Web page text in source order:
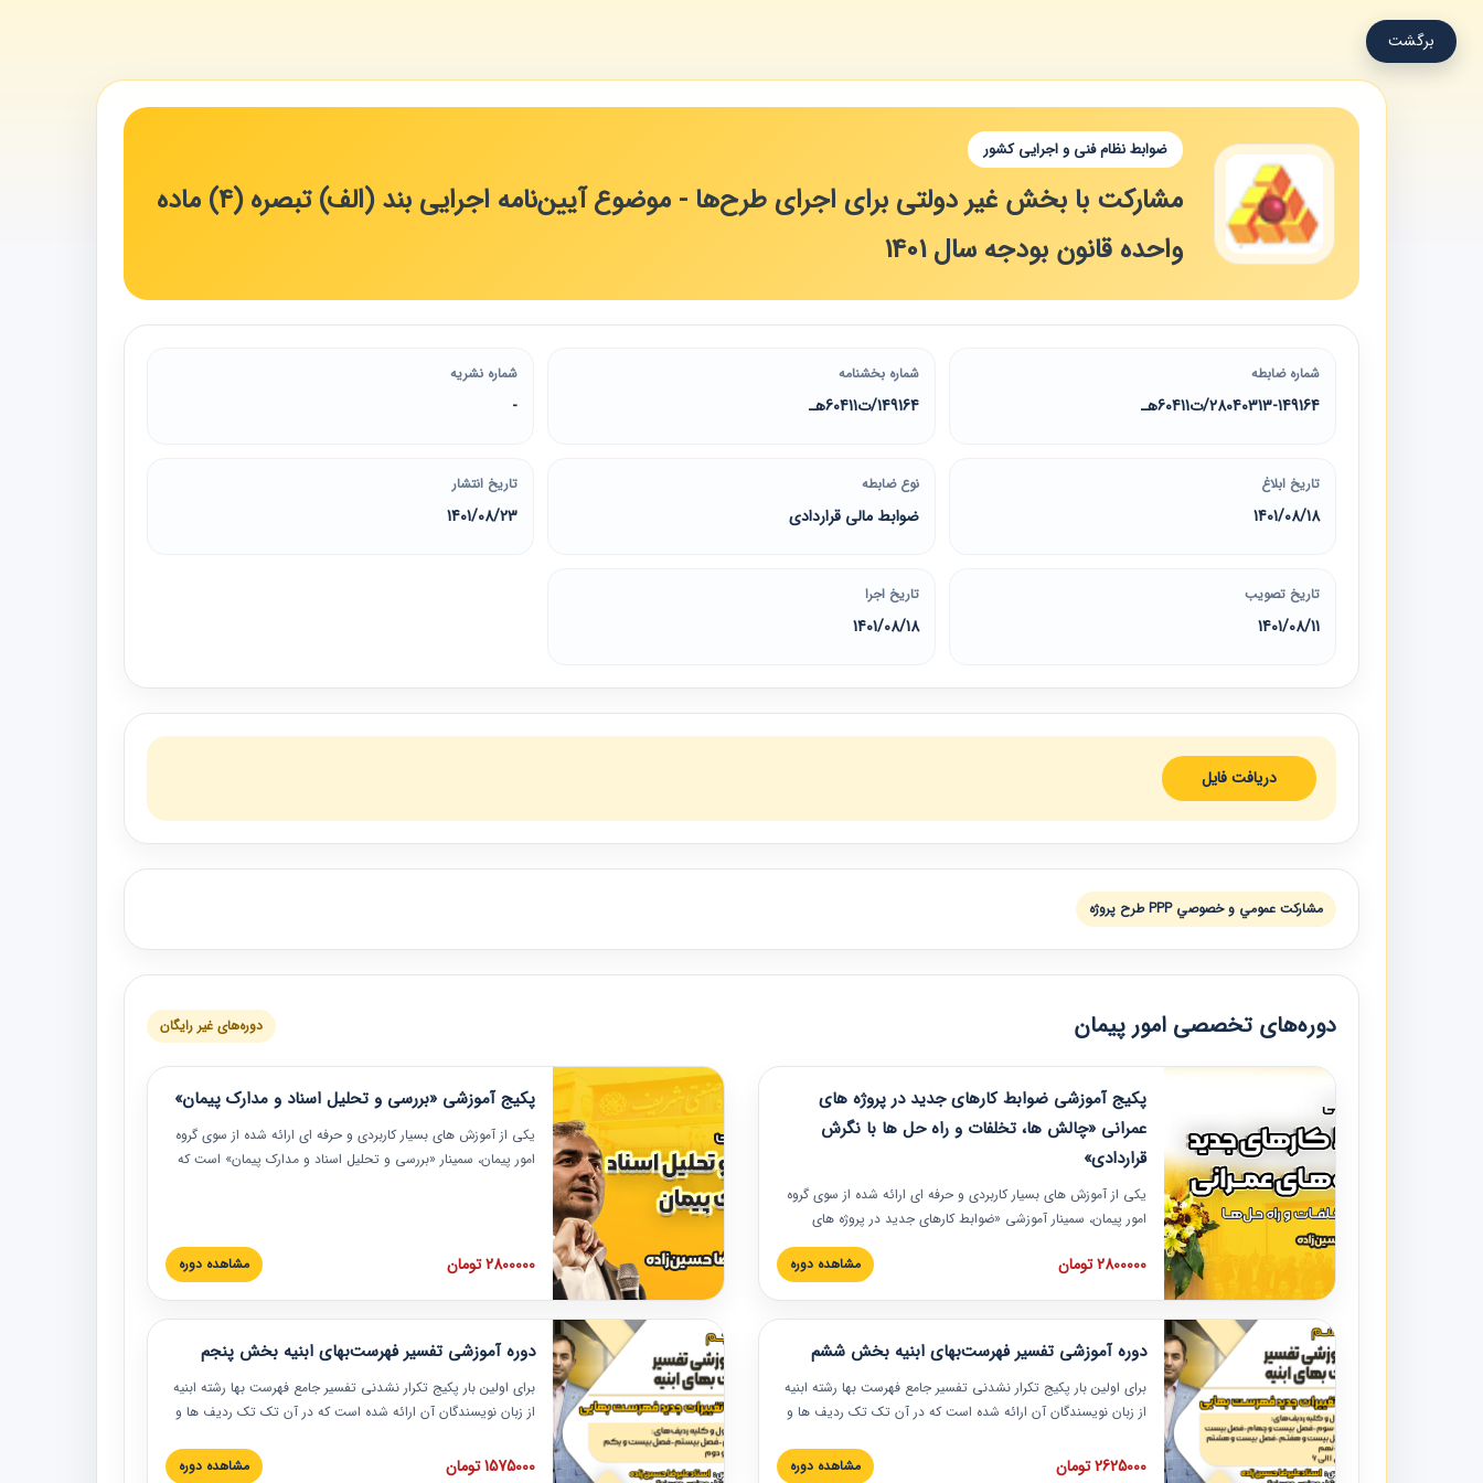
برگشت
ضوابط نظام فنی و اجرایی کشور
مشارکت با بخش غیر دولتی برای اجرای طرح‌ها - موضوع آیین‌نامه اجرایی بند (الف) تبصره (4) ماده
واحده قانون بودجه سال 1401
شماره ضابطه
28040313-149164/ت60411هـ
شماره بخشنامه
149164/ت60411هـ
شماره نشریه
-
تاریخ ابلاغ
1401/08/18
نوع ضابطه
ضوابط مالی قراردادی
تاریخ انتشار
1401/08/23
تاریخ تصویب
1401/08/11
تاریخ اجرا
1401/08/18
دریافت فایل
مشاركت عمومي و خصوصي PPP طرح پروژه
دوره‌های تخصصی امور پیمان دوره‌های غیر رایگان
پکیج آموزشی ضوابط کارهای جدید در پروژه های
عمرانی «چالش ها، تخلفات و راه حل ها با نگرش
قراردادی»
یکی از آموزش‏‏‏‏‏‏ های بسیار کاربردی و حرفه‏ ای ارائه شده از سوی گروه
امور پیمان، سمینار آموزشی «ضوابط کارهای جدید در پروژه های
عمرانی» چالش ها، تخلفات و راه حل ها با نگرش قراردادی است که
در محل سندیکای شرکت های ساختمانی کشور ارائه شد. در این
به همراه تجربیات عملی ارائه شده است.
2800000 تومان مشاهده دوره
پکیج آموزشی «بررسی و تحلیل اسناد و مدارک پیمان»
یکی از آموزش‏‏‏‏‏‏ های بسیار کاربردی و حرفه‏ ای ارائه شده از سوی گروه
امور پیمان، سمینار «بررسی و تحلیل اسناد و مدارک پیمان» است که
عملی در این خصوص ارائه شده است.
2800000 تومان مشاهده دوره
دوره آموزشی تفسیر فهرست‌بهای ابنیه بخش ششم
برای اولین بار پکیج تکرار نشدنی تفسیر جامع فهرست بها رشته ابنیه
از زبان نویسندگان آن ارائه شده است که در آن تک تک ردیف ها و
تصویری بوده و به همراه تصاویر عملیات اجرایی مرتبط با ردیف های
2625000 تومان مشاهده دوره
دوره آموزشی تفسیر فهرست‌بهای ابنیه بخش پنجم
برای اولین بار پکیج تکرار نشدنی تفسیر جامع فهرست بها رشته ابنیه
از زبان نویسندگان آن ارائه شده است که در آن تک تک ردیف ها و
تصویری بوده و به همراه تصاویر عملیات اجرایی مرتبط با ردیف های
1575000 تومان مشاهده دوره